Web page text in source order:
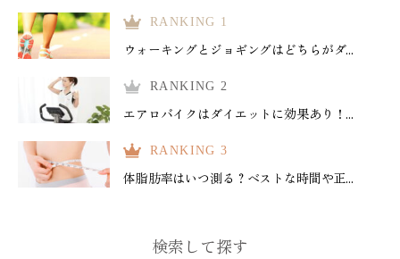
RANKING 1
ウォーキングとジョギングはどちらがダ...
RANKING 2
エアロバイクはダイエットに効果あり！...
RANKING 3
体脂肪率はいつ測る？ベストな時間や正...
検索して探す